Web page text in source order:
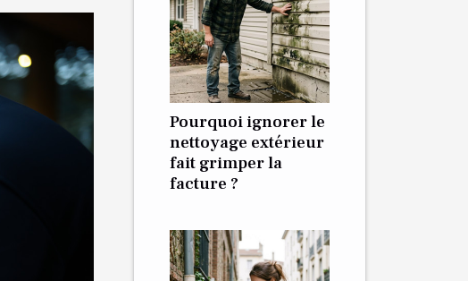
Pourquoi ignorer le
nettoyage extérieur
fait grimper la
facture ?